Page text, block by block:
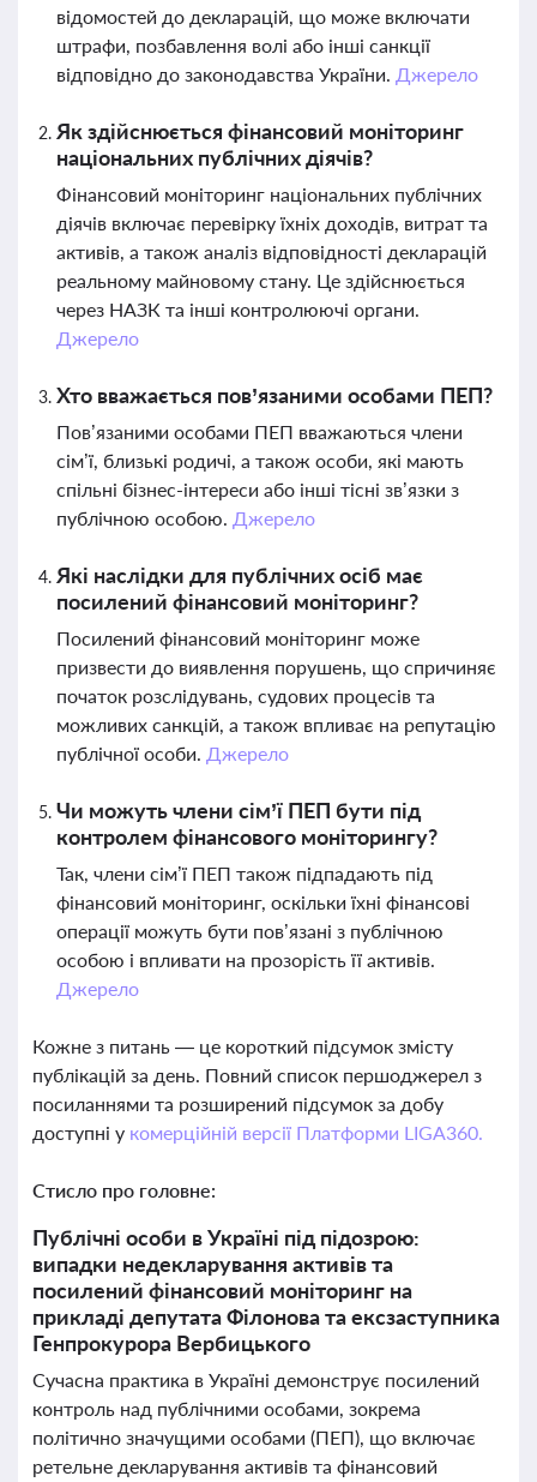
відомостей до декларацій, що може включати
штрафи, позбавлення волі або інші санкції
відповідно до законодавства України. Джерело
Як здійснюється фінансовий моніторинг
національних публічних діячів?
Фінансовий моніторинг національних публічних
діячів включає перевірку їхніх доходів, витрат та
активів, а також аналіз відповідності декларацій
реальному майновому стану. Це здійснюється
через НАЗК та інші контролюючі органи.
Джерело
Хто вважається пов’язаними особами ПЕП?
Пов’язаними особами ПЕП вважаються члени
сім’ї, близькі родичі, а також особи, які мають
спільні бізнес-інтереси або інші тісні зв’язки з
публічною особою. Джерело
Які наслідки для публічних осіб має
посилений фінансовий моніторинг?
Посилений фінансовий моніторинг може
призвести до виявлення порушень, що спричиняє
початок розслідувань, судових процесів та
можливих санкцій, а також впливає на репутацію
публічної особи. Джерело
Чи можуть члени сім’ї ПЕП бути під
контролем фінансового моніторингу?
Так, члени сім’ї ПЕП також підпадають під
фінансовий моніторинг, оскільки їхні фінансові
операції можуть бути пов’язані з публічною
особою і впливати на прозорість її активів.
Джерело
Кожне з питань — це короткий підсумок змісту
публікацій за день. Повний список першоджерел з
посиланнями та розширений підсумок за добу
доступні у комерційній версії Платформи LIGA360.
Стисло про головне:
Публічні особи в Україні під підозрою:
випадки недекларування активів та
посилений фінансовий моніторинг на
прикладі депутата Філонова та ексзаступника
Генпрокурора Вербицького
Сучасна практика в Україні демонструє посилений
контроль над публічними особами, зокрема
політично значущими особами (ПЕП), що включає
ретельне декларування активів та фінансовий